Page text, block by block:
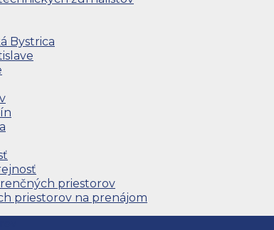
Bystrica
priestorov
priestorov na prenájom